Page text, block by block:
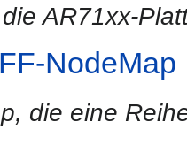
AR71xx-
NodeMap
die eine